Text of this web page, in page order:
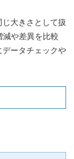
大きさとして扱
減や差異を比較
ータチェックや